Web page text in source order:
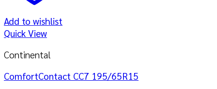
Add to wishlist
Quick View
Continental
ComfortContact CC7 195/65R15